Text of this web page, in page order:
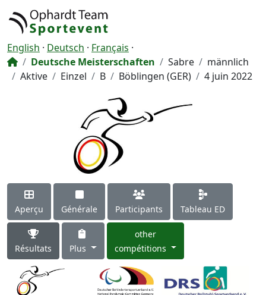
English · Deutsch · Français ·
Deutsche Meisterschaften
Sabre
männlich
Aktive
Einzel B Böblingen (GER) 4 juin 2022
Aperçu Générale Participants Tableau ED
Résultats Plus
other
compétitions